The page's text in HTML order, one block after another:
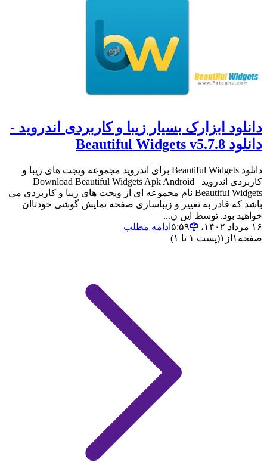
دانلود ابزارک بسیار زیبا و کاربردی اندروید -
دانلود Beautiful Widgets v5.7.8
دانلود Beautiful Widgets برای اندروید مجموعه ویجت های زیبا و
کاربردی اندروید Download Beautiful Widgets Apk Android
Beautiful Widgets نام مجموعه ای از ویجت های زیبا و کاربردی می
باشد که قادر به تغییر و زیباسازی صفحه نمایش گوشی خودتاان
خواهید بود. توسط این ن...
۱۶ مرداد ۱۴۰۲،‏ ۵:۵۹
ادامه مطلب
صفحه ۱ از ۱(پست ۱ تا ۱)